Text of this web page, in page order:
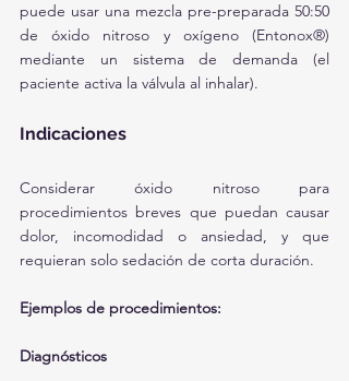
puede usar una mezcla pre-preparada 50:50
de óxido nitroso y oxígeno (Entonox®)
mediante un sistema de demanda (el
paciente activa la válvula al inhalar).
Indicaciones
Considerar óxido nitroso para
procedimientos breves que puedan causar
dolor, incomodidad o ansiedad, y que
requieran solo sedación de corta duración.
Ejemplos de procedimientos:
Diagnósticos